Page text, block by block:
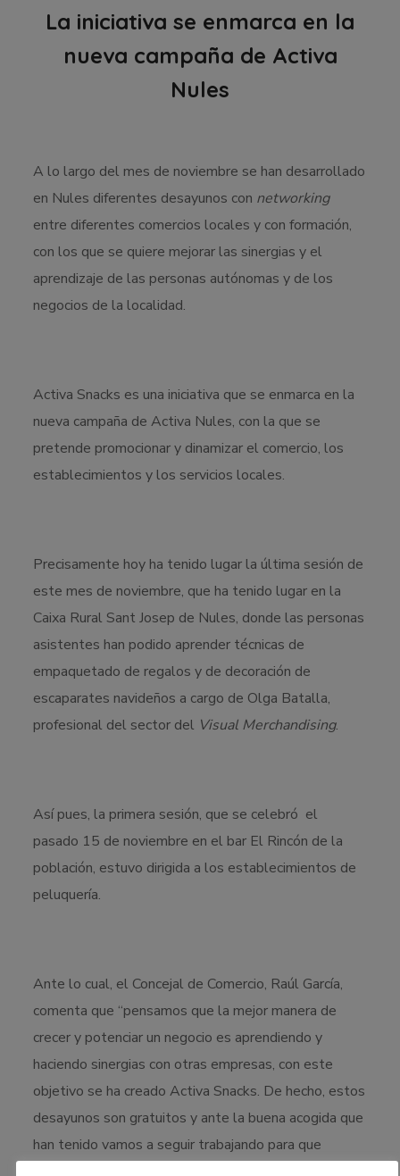
La iniciativa se enmarca en la
nueva campaña de Activa
Nules
A lo largo del mes de noviembre se han desarrollado
en Nules diferentes desayunos con networking
entre diferentes comercios locales y con formación,
con los que se quiere mejorar las sinergias y el
aprendizaje de las personas autónomas y de los
negocios de la localidad.
Activa Snacks es una iniciativa que se enmarca en la
nueva campaña de Activa Nules, con la que se
pretende promocionar y dinamizar el comercio, los
establecimientos y los servicios locales.
Precisamente hoy ha tenido lugar la última sesión de
este mes de noviembre, que ha tenido lugar en la
Caixa Rural Sant Josep de Nules, donde las personas
asistentes han podido aprender técnicas de
empaquetado de regalos y de decoración de
escaparates navideños a cargo de Olga Batalla,
profesional del sector del Visual Merchandising.
Así pues, la primera sesión, que se celebró el
pasado 15 de noviembre en el bar El Rincón de la
población, estuvo dirigida a los establecimientos de
peluquería.
Ante lo cual, el Concejal de Comercio, Raúl García,
comenta que “pensamos que la mejor manera de
crecer y potenciar un negocio es aprendiendo y
haciendo sinergias con otras empresas, con este
objetivo se ha creado Activa Snacks. De hecho, estos
desayunos son gratuitos y ante la buena acogida que
han tenido vamos a seguir trabajando para que